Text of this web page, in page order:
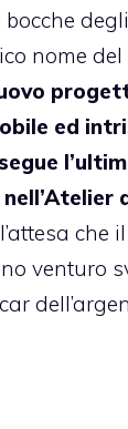
bocche
nome
ed
che il
venturo